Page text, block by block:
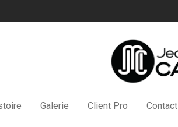
Galerie Client Pro Contact